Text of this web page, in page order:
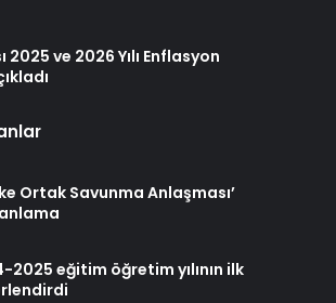
2025 ve 2026 Yılı Enflasyon
Ortak Savunma Anlaşması’
eğitim öğretim yılının ilk